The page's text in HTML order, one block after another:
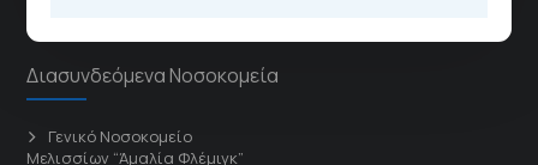
Διασυνδεόμενα Νοσοκομεία
Γενικό Νοσοκομείο
Μελισσίων “Άμαλία Φλέμιγκ”